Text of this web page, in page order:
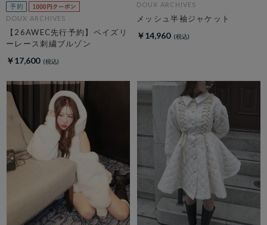
DOUX ARCHIVES
【26AWEC先行予約】ペイズリ
ーレース刺繍ブルゾン
￥17,600
DOUX ARCHIVES
メッシュ半袖ジャケット
￥14,960